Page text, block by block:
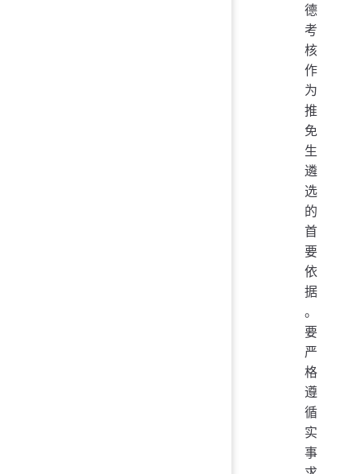
德
考
核
作
为
推
免
生
遴
选
的
首
要
依
据
。
要
严
格
遵
循
实
事